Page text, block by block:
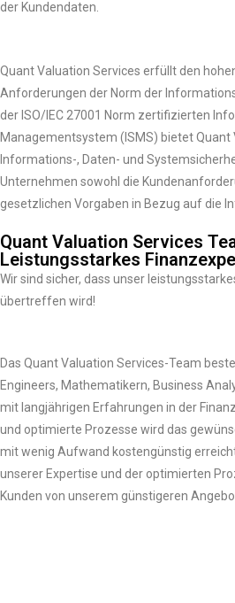
der Kundendaten.
Quant Valuation Services erfüllt den
Anforderungen der Norm der
der ISO/IEC 27001 Norm zertifizierten
Managementsystem (ISMS) bietet Quant
Informations-, Daten- und
Unternehmen sowohl die
gesetzlichen Vorgaben in Bezug auf die
Quant Valuation Services
Leistungsstarkes
Wir sind sicher, dass unser
übertreffen wird!
Das Quant Valuation Services-Team
Engineers, Mathematikern, Business
mit langjährigen Erfahrungen in der
und optimierte Prozesse wird das
mit wenig Aufwand kostengünstig
unserer Expertise und der optimierten
Kunden von unserem günstigeren